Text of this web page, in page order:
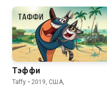
Тэффи
Taffy • 2019, США,